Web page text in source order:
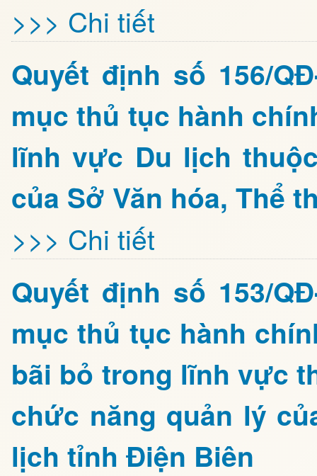
>>> Chi tiết
Quyết định số 156/
mục thủ tục hành
lĩnh vực Du lịch
của Sở Văn hóa, Thể
>>> Chi tiết
Quyết định số 153/
mục thủ tục hành
bãi bỏ trong lĩnh vực
chức năng quản lý
lịch tỉnh Điện Biên